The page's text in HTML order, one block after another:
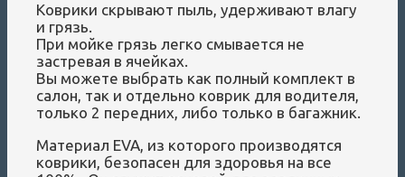
Коврики скрывают пыль, удерживают влагу
и грязь.
При мойке грязь легко смывается не
застревая в ячейках.
Вы можете выбрать как полный комплект в
салон, так и отдельно коврик для водителя,
только 2 передних, либо только в багажник.
Материал EVA, из которого производятся
коврики, безопасен для здоровья на все